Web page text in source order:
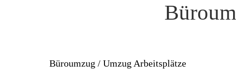
Büroumzug / Umzug Arbeitsplätze